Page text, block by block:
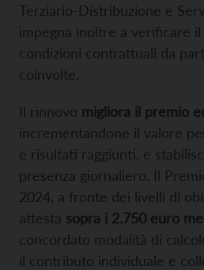
Terziario-Distribuzione e
impegna inoltre a verificare
condizioni contrattuali da
coinvolte.
Il rinnovo migliora il premio
incrementandone il valore
e risultati raggiunti, e
presenza giornaliero. Il
2024, a fronte dei livelli di
attesta sopra i 2.750 euro
concordato modalità di
il contributo individuale e